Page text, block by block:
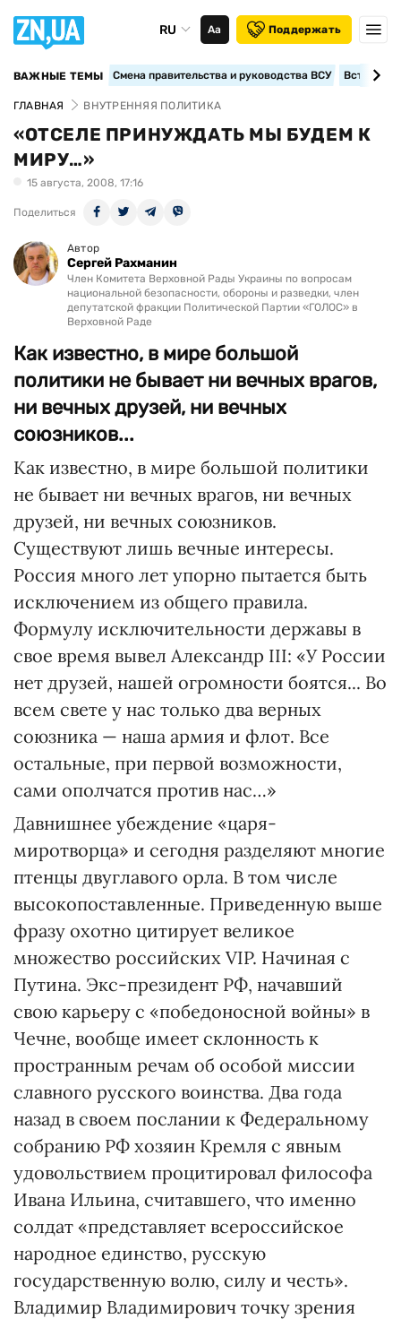
RU Аа Поддержать
ВАЖНЫЕ ТЕМЫ Смена правительства и руководства ВСУ
ГЛАВНАЯ ВНУТРЕННЯЯ ПОЛИТИКА
«ОТСЕЛЕ ПРИНУЖДАТЬ МЫ БУДЕМ К
МИРУ…»
15 августа, 2008, 17:16
Поделиться
Автор
Сергей Рахманин
Член Комитета Верховной Рады Украины по вопросам
национальной безопасности, обороны и разведки, член
депутатской фракции Политической Партии «ГОЛОС» в
Верховной Раде
Как известно, в мире большой
политики не бывает ни вечных врагов,
ни вечных друзей, ни вечных
союзников...
Как известно, в мире большой политики
не бывает ни вечных врагов, ни вечных
друзей, ни вечных союзников.
Существуют лишь вечные интересы.
Россия много лет упорно пытается быть
исключением из общего правила.
Формулу исключительности державы в
свое время вывел Александр III: «У России
нет друзей, нашей огромности боятся... Во
всем свете у нас только два верных
союзника — наша армия и флот. Все
остальные, при первой возможности,
сами ополчатся против нас…»
Давнишнее убеждение «царя-
миротворца» и сегодня разделяют многие
птенцы двуглавого орла. В том числе
высокопоставленные. Приведенную выше
фразу охотно цитирует великое
множество российских VIP. Начиная с
Путина. Экс-президент РФ, начавший
свою карьеру с «победоносной войны» в
Чечне, вообще имеет склонность к
пространным речам об особой миссии
славного русского воинства. Два года
назад в своем послании к Федеральному
собранию РФ хозяин Кремля с явным
удовольствием процитировал философа
Ивана Ильина, считавшего, что именно
солдат «представляет всероссийское
народное единство, русскую
государственную волю, силу и честь».
Владимир Владимирович точку зрения